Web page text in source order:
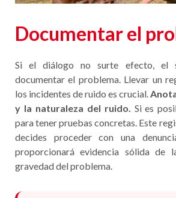
Documentar el
Si el diálogo no surte efecto, el
documentar el problema. Llevar un
los incidentes de ruido es crucial.
y la naturaleza del ruido. Si es
para tener pruebas concretas. Este
decides proceder con una
proporcionará evidencia sólida de
gravedad del problema.